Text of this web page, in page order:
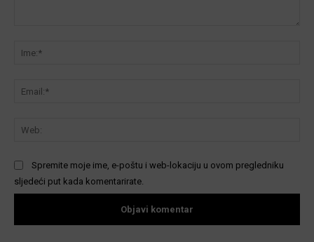
Spremite moje ime, e-poštu i web-lokaciju u ovom pregledniku
sljedeći put kada komentarirate.